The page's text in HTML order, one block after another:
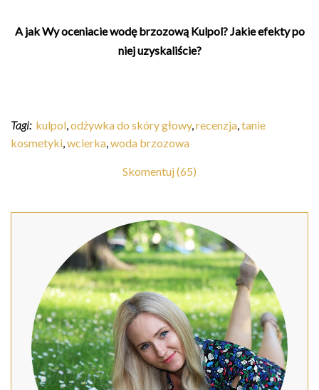
A jak Wy oceniacie wodę brzozową Kulpol? Jakie efekty po
niej uzyskaliście?
Tagi: kulpol,odżywka do skóry głowy,recenzja,tanie
kosmetyki,wcierka,woda brzozowa
Skomentuj (65)